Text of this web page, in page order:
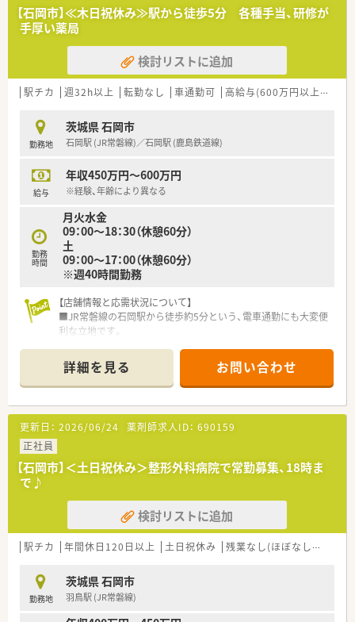
【石岡市】≪木日祝休み≫駅から徒歩5分 各種手当、研修が
手厚い薬局
検討リストに追加
駅チカ 週32h以上 転勤なし 車通勤可 高給与(600万円以上)
勤務地
茨城県 石岡市
石岡駅 (JR常磐線)／石岡駅 (鹿島鉄道線)
給与
年収450万円～600万円
※経験、年齢により異なる
勤務
時間
月火水金
09：00～18：30（休憩60分）
土
09：00～17：00（休憩60分）
※週40時間勤務
【店舗情報と応需状況について】
■JR常磐線の石岡駅から徒歩約5分という、電車通勤にも大変便
利な立地です。
会があります。
■薬剤師2名と事務スタッフ2名が在籍しています
【勤務実態について】
■木曜日・日曜日・祝日が休日のため、プライベートの時間も確保
できます。
与されます。
■週40時間勤務を基本としており、無理なく長く働ける勤務体
【おすすめポイント】
■産休や育休の取得率は100％で、復帰後の時短勤務への変更も
可能です。
給されます。
■配偶者に1万円、第一子に6,000円など手厚い家族手当が支給
されます。
■認定薬剤師などの資格を取得した際には、お祝いとして一時金
詳細を見る お問い合わせ
更新日： 2026/06/24 薬剤師求人ID： 690159
正社員
【石岡市】＜土日祝休み＞整形外科病院で常勤募集、18時ま
で♪
検討リストに追加
駅チカ 年間休日120日以上 土日祝休み 残業なし(ほぼなし含む)
勤務地
茨城県 石岡市
羽鳥駅 (JR常磐線)